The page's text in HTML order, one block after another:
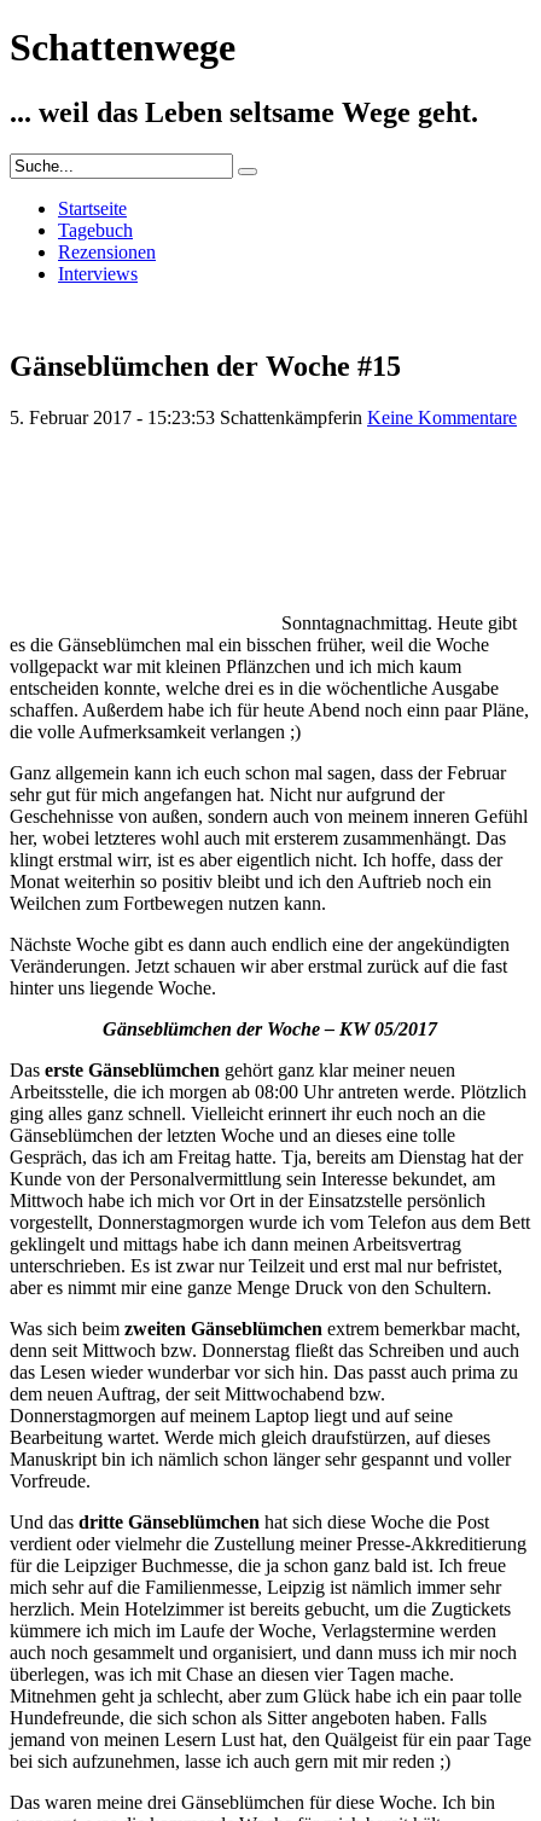
Schattenwege
... weil das Leben seltsame Wege geht.
Startseite
Tagebuch
Rezensionen
Interviews
Gänseblümchen der Woche #15
5. Februar 2017 - 15:23:53 Schattenkämpferin Keine Kommentare
Sonntagnachmittag. Heute gibt
es die Gänseblümchen mal ein bisschen früher, weil die Woche
vollgepackt war mit kleinen Pflänzchen und ich mich kaum
entscheiden konnte, welche drei es in die wöchentliche Ausgabe
schaffen. Außerdem habe ich für heute Abend noch einn paar Pläne,
die volle Aufmerksamkeit verlangen ;)
Ganz allgemein kann ich euch schon mal sagen, dass der Februar
sehr gut für mich angefangen hat. Nicht nur aufgrund der
Geschehnisse von außen, sondern auch von meinem inneren Gefühl
her, wobei letzteres wohl auch mit ersterem zusammenhängt. Das
klingt erstmal wirr, ist es aber eigentlich nicht. Ich hoffe, dass der
Monat weiterhin so positiv bleibt und ich den Auftrieb noch ein
Weilchen zum Fortbewegen nutzen kann.
Nächste Woche gibt es dann auch endlich eine der angekündigten
Veränderungen. Jetzt schauen wir aber erstmal zurück auf die fast
hinter uns liegende Woche.
Gänseblümchen der Woche – KW 05/2017
Das erste Gänseblümchen gehört ganz klar meiner neuen
Arbeitsstelle, die ich morgen ab 08:00 Uhr antreten werde. Plötzlich
ging alles ganz schnell. Vielleicht erinnert ihr euch noch an die
Gänseblümchen der letzten Woche und an dieses eine tolle
Gespräch, das ich am Freitag hatte. Tja, bereits am Dienstag hat der
Kunde von der Personalvermittlung sein Interesse bekundet, am
Mittwoch habe ich mich vor Ort in der Einsatzstelle persönlich
vorgestellt, Donnerstagmorgen wurde ich vom Telefon aus dem Bett
geklingelt und mittags habe ich dann meinen Arbeitsvertrag
unterschrieben. Es ist zwar nur Teilzeit und erst mal nur befristet,
aber es nimmt mir eine ganze Menge Druck von den Schultern.
Was sich beim zweiten Gänseblümchen extrem bemerkbar macht,
denn seit Mittwoch bzw. Donnerstag fließt das Schreiben und auch
das Lesen wieder wunderbar vor sich hin. Das passt auch prima zu
dem neuen Auftrag, der seit Mittwochabend bzw.
Donnerstagmorgen auf meinem Laptop liegt und auf seine
Bearbeitung wartet. Werde mich gleich draufstürzen, auf dieses
Manuskript bin ich nämlich schon länger sehr gespannt und voller
Vorfreude.
Und das dritte Gänseblümchen hat sich diese Woche die Post
verdient oder vielmehr die Zustellung meiner Presse-Akkreditierung
für die Leipziger Buchmesse, die ja schon ganz bald ist. Ich freue
mich sehr auf die Familienmesse, Leipzig ist nämlich immer sehr
herzlich. Mein Hotelzimmer ist bereits gebucht, um die Zugtickets
kümmere ich mich im Laufe der Woche, Verlagstermine werden
auch noch gesammelt und organisiert, und dann muss ich mir noch
überlegen, was ich mit Chase an diesen vier Tagen mache.
Mitnehmen geht ja schlecht, aber zum Glück habe ich ein paar tolle
Hundefreunde, die sich schon als Sitter angeboten haben. Falls
jemand von meinen Lesern Lust hat, den Quälgeist für ein paar Tage
bei sich aufzunehmen, lasse ich auch gern mit mir reden ;)
Das waren meine drei Gänseblümchen für diese Woche. Ich bin